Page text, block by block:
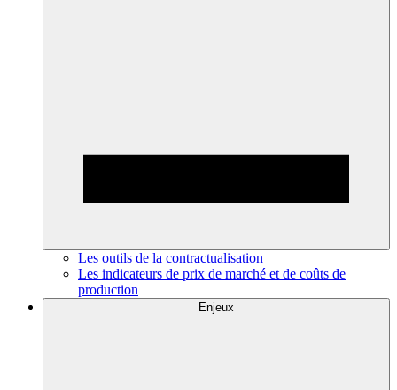
Les outils de la contractualisation
Les indicateurs de prix de marché et de coûts de
production
Enjeux